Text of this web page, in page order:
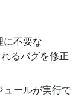
に不要な
るバグを修正
ュールが実行で